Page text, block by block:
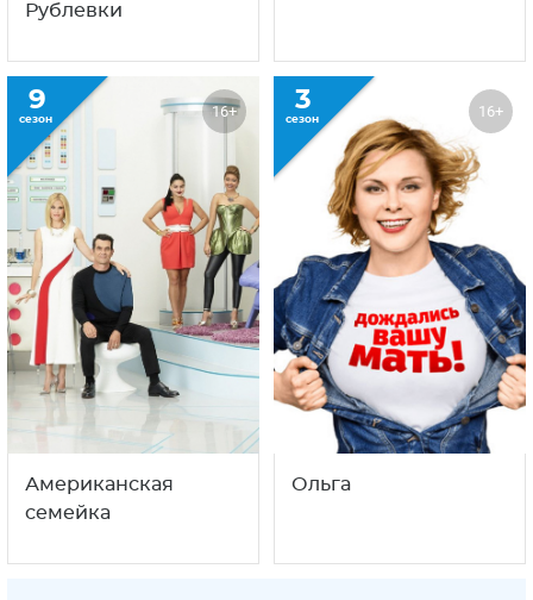
Рублевки
9
сезон 16+
Американская
семейка
3
сезон 16+
Ольга